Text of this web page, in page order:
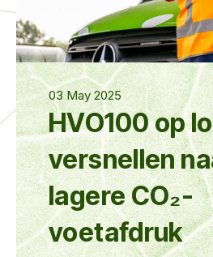
03 May 2025
HVO100 op
versnellen
lagere CO₂-
voetafdruk